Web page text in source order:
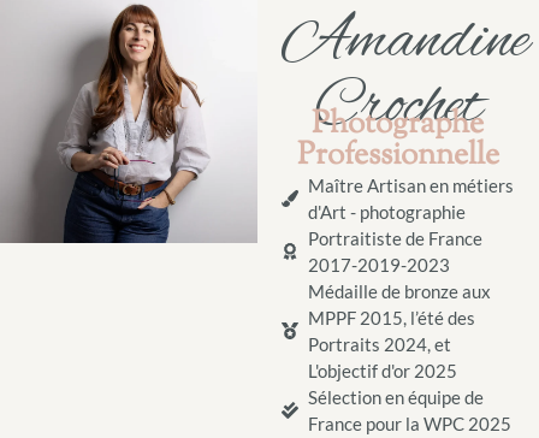
Amandine
Crochet
Photographe
Professionnelle
Maître Artisan en métiers
d'Art - photographie
Portraitiste de France
2017-2019-2023
Médaille de bronze aux
MPPF 2015, l’été des
Portraits 2024, et
L'objectif d'or 2025
Sélection en équipe de
France pour la WPC 2025